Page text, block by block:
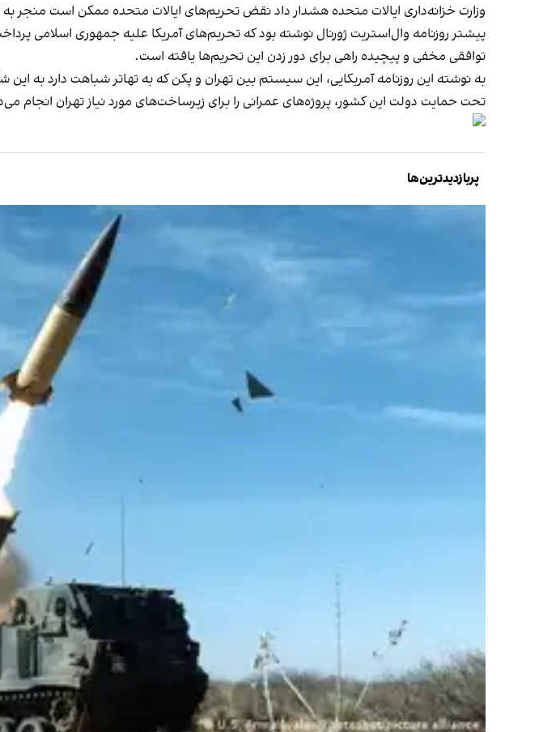
وزارت خزانه‌داری ایالات متحده هشدار داد نقض تحریم‌های ایالات متحده ممکن است منجر
پیشتر روزنامه وال‌استریت ژورنال نوشته بود که تحریم‌های آمریکا علیه جمهوری اسلامی
توافقی مخفی و پیچیده راهی برای دور زدن این تحریم‌ها یافته است.
به نوشته این روزنامه آمریکایی، این سیستم بین تهران و پکن که به تهاتر شباهت دارد به
تحت حمایت دولت این کشور، پروژه‌های عمرانی را برای زیرساخت‌‌های مورد نیاز تهران انجام
پربازدیدترین‌ها